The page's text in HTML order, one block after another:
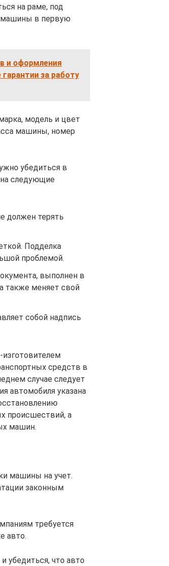
на раме, под
машины в первую
и оформления
за работу
модель и цвет
машины, номер
убедиться в
на следующие
должен терять
Подделка
проблемой.
выполнен в
также меняет свой
собой надпись
средств в
случае следует
автомобиля указана
происшествий, а
машин.
машины на учет.
законным
требуется
авто.
убедиться, что авто